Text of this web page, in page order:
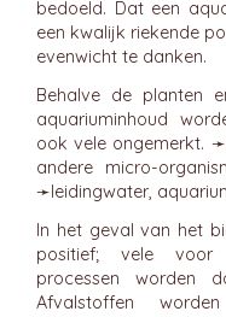
bedoeld. Dat een
een kwalijk riekende
evenwicht te danken.
Behalve de planten
aquariuminhoud
ook vele ongemerkt. ➛
andere micro-
➛leidingwater,
In het geval van het
positief; vele voor
processen worden
Afvalstoffen